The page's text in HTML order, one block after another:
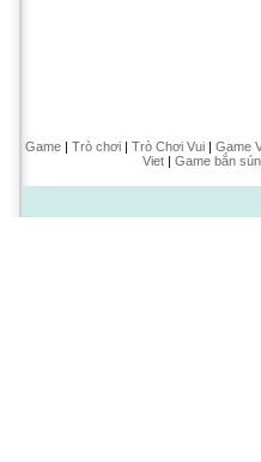
Game| Trò chơi| Trò Chơi Vui| Game
Viet| Game bắn